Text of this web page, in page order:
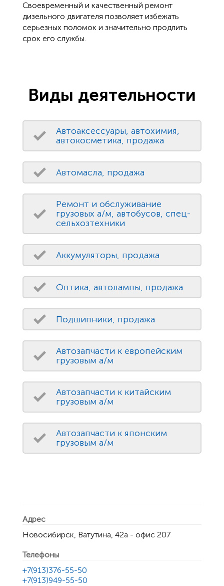
Своевременный и качественный ремонт
дизельного двигателя позволяет избежать
серьезных поломок и значительно продлить
срок его службы.
Виды деятельности
Автоаксессуары, автохимия,
автокосметика, продажа
Автомасла, продажа
Ремонт и обслуживание
грузовых а/м, автобусов, спец-
сельхозтехники
Аккумуляторы, продажа
Оптика, автолампы, продажа
Подшипники, продажа
Автозапчасти к европейским
грузовым а/м
Автозапчасти к китайским
грузовым а/м
Автозапчасти к японским
грузовым а/м
Адрес
Новосибирск, Ватутина, 42а - офис 207
Телефоны
+7(913)376-55-50
+7(913)949-55-50